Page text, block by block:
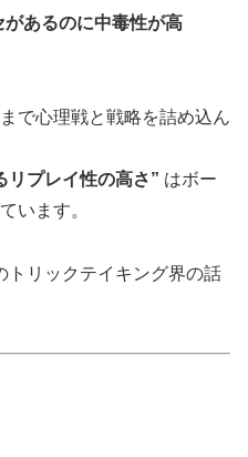
あるのに中毒性が高
で心理戦と戦略を詰め込ん
リプレイ性の高さ” はボー
います。
トリックテイキング界の話